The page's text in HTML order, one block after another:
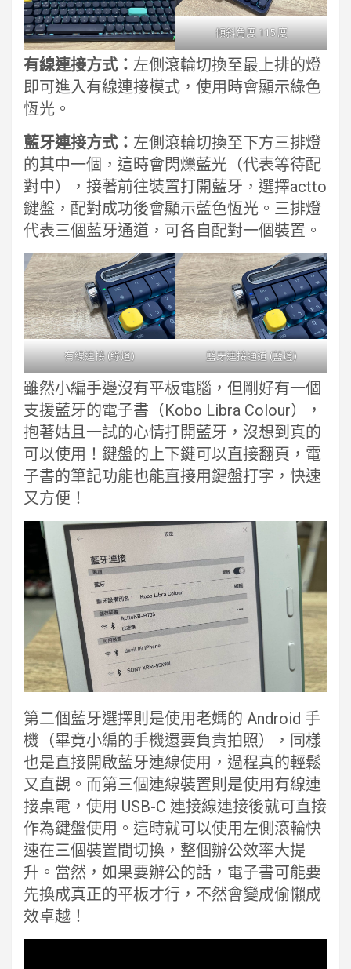
傾斜角度 115 度
有線連接方式： 左側滾輪切換至最上排的燈
即可進入有線連接模式，使用時會顯示綠色
恆光。
藍牙連接方式： 左側滾輪切換至下方三排燈
的其中一個，這時會閃爍藍光（代表等待配
對中），接著前往裝置打開藍牙，選擇actto
鍵盤，配對成功後會顯示藍色恆光。三排燈
代表三個藍牙通道，可各自配對一個裝置。
有線連接 (綠燈) 藍牙連接通道 (藍燈)
雖然小編手邊沒有平板電腦，但剛好有一個
支援藍牙的電子書（Kobo Libra Colour），
抱著姑且一試的心情打開藍牙，沒想到真的
可以使用！鍵盤的上下鍵可以直接翻頁，電
子書的筆記功能也能直接用鍵盤打字，快速
又方便！
第二個藍牙選擇則是使用老媽的 Android 手
機（畢竟小編的手機還要負責拍照），同樣
也是直接開啟藍牙連線使用，過程真的輕鬆
又直觀。而第三個連線裝置則是使用有線連
接桌電，使用 USB-C 連接線連接後就可直接
作為鍵盤使用。這時就可以使用左側滾輪快
速在三個裝置間切換，整個辦公效率大提
升。當然，如果要辦公的話，電子書可能要
先換成真正的平板才行，不然會變成偷懶成
效卓越！